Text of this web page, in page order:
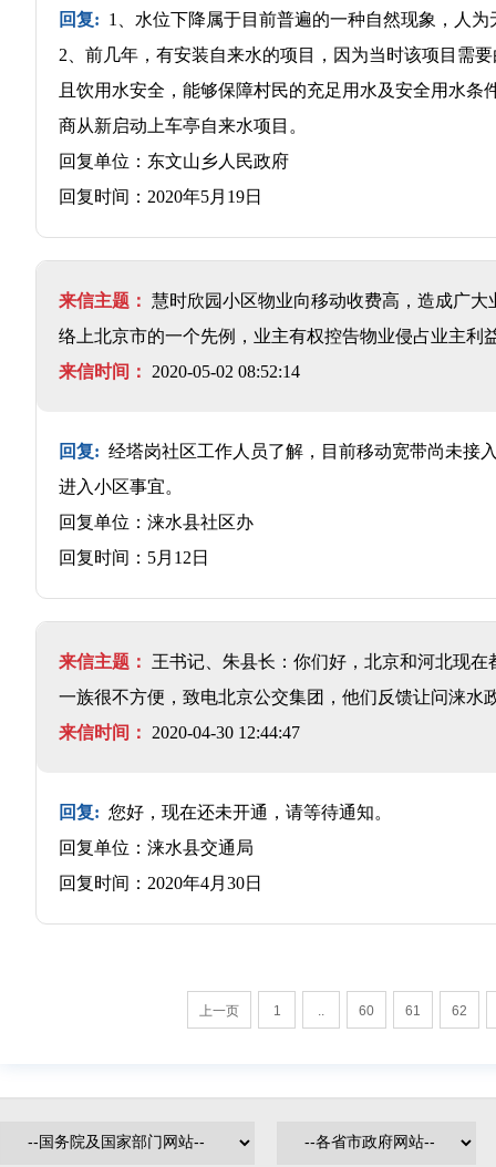
回复: 1、水位下降属于目前普遍的一种自然现象，人为
2、前几年，有安装自来水的项目，因为当时该项目需
且饮用水安全，能够保障村民的充足用水及安全用水
商从新启动上车亭自来水项目。
回复单位：东文山乡人民政府
回复时间：2020年5月19日
来信主题： 慧时欣园小区物业向移动收费高，造成广
络上北京市的一个先例，业主有权控告物业侵占业主
来信时间：
2020-05-02 08:52:14
回复: 经塔岗社区工作人员了解，目前移动宽带尚未接
进入小区事宜。
回复单位：涞水县社区办
回复时间：5月12日
来信主题：
王书记、朱县长：你们好，北京和河北现
一族很不方便，致电北京公交集团，他们反馈让问涞水
来信时间：
2020-04-30 12:44:47
回复: 您好，现在还未开通，请等待通知。
回复单位：涞水县交通局
回复时间：2020年4月30日
上一页 1 60 61 62